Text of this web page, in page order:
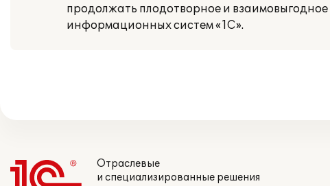
продолжать плодотворное и
информационных систем «1С».
Отраслевые
и специализированные решения